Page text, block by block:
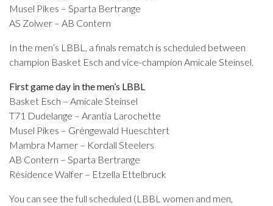
Musel Pikes – Sparta Bertrange
AS Zolwer – AB Contern
In the men’s LBBL, a finals rematch is scheduled between
champion Basket Esch and vice-champion Amicale Steinsel.
First game day in the men’s LBBL
Basket Esch – Amicale Steinsel
T71 Dudelange – Arantia Larochette
Musel Pikes – Gréngewald Hueschtert
Mambra Mamer – Kordall Steelers
AB Contern – Sparta Bertrange
Résidence Walfer – Etzella Ettelbruck
You can see the full scheduled (LBBL women and men,